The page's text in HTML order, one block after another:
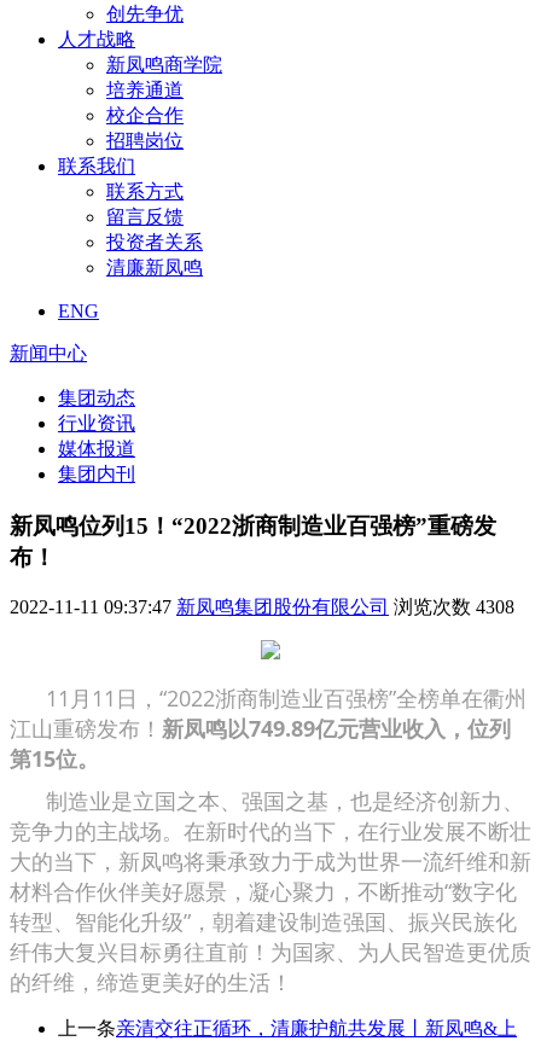
创先争优
人才战略
新凤鸣商学院
培养通道
校企合作
招聘岗位
联系我们
联系方式
留言反馈
投资者关系
清廉新凤鸣
ENG
新闻中心
集团动态
行业资讯
媒体报道
集团内刊
新凤鸣位列15！“2022浙商制造业百强榜”重磅发
布！
2022-11-11 09:37:47 新凤鸣集团股份有限公司 浏览次数 4308
11月11日，“2022浙商制造业百强榜”全榜单在衢州
江山重磅发布！ 新凤鸣以749.89亿元营业收入，位列
第15位。
制造业是立国之本、强国之基，也是经济创新力、
竞争力的主战场。在新时代的当下，在行业发展不断壮
大的当下，新凤鸣将秉承致力于成为世界一流纤维和新
材料合作伙伴美好愿景，凝心聚力，不断推动“数字化
转型、智能化升级”，朝着建设制造强国、振兴民族化
纤伟大复兴目标勇往直前！为国家、为人民智造更优质
的纤维，缔造更美好的生活！
上一条亲清交往正循环，清廉护航共发展丨新凤鸣&上